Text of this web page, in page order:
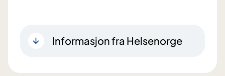
Informasjon fra Helsenorge